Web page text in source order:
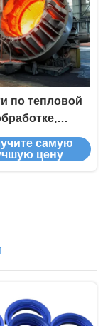
бурения
(20:1),
и
покрытия
по тепловой
ISO 9001,
тепловой
самую
цену